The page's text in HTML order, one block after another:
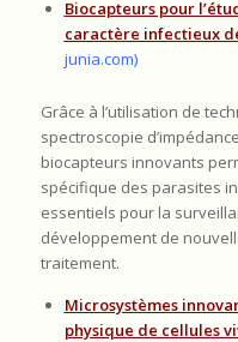
Biocapteurs pour
caractère infectieux
junia.com)
Grâce à l’utilisation de
spectroscopie
biocapteurs innovants
spécifique des parasites
essentiels pour la
développement de
traitement.
Microsystèmes
physique de cellules